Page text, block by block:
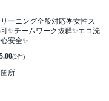
ーニング全般対応🌟女性ス
✨チームワーク抜群✨エコ洗
安全✨
(2件)
所